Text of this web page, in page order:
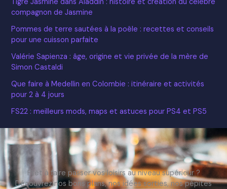
compagnon de Jasmine
Pommes de terre sautées à la poêle : recettes et conseils
pour une cuisson parfaite
Valérie Sapienza : âge, origine et vie privée de la mère de
Simon Castaldi
Que faire à Medellin en Colombie : itinéraire et activités
pour 2 à 4 jours
FS22 : meilleurs mods, maps et astuces pour PS4 et PS5
Prêt à faire passer vos loisirs au niveau supérieur ?
Découvrez nos bons plans, nos idées sorties, nos pépites